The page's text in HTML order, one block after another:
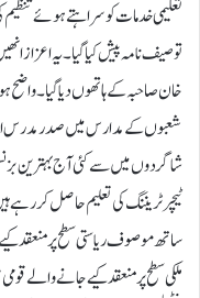
تعلیمی خدمات کو سراہتے ہوئے
توصیف نامہ پیش کیا گیا۔یہ اعزاز
خان صاحبہ کے ہاتھوں دیا
شعبوں کے مدارس میں صدر مدرس اور
شاگردوں میں سے کئی آج بہترین
ٹیچر ٹریننگ کی تعلیم حاصل کررہے
ساتھ موصوف ریاستی سطح پر منعقد
ملکی سطح پر منعقد کیے جانے والے